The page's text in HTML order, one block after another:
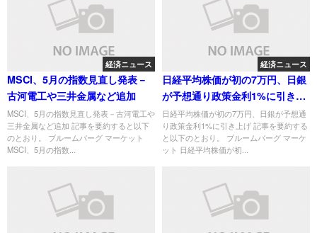
経済ニュース
MSCI、5月の指数見直し発表－
古河電工や三井金属など追加
MSCI、5月の指数見直し発表－古河電工や
三井金属など追加 記事を要約すると以下
のとおり。 ブルームバーグ マーケット
MSCI、5月の指数...
経済ニュース
日経平均株価が初の7万円、日銀
が予想通り政策金利1%に引き上
げ
日経平均株価が初の7万円、日銀が予想通
り政策金利1%に引き上げ 記事を要約する
と以下のとおり。 ブルームバーグ マーケ
ット 日経平均株価が初...